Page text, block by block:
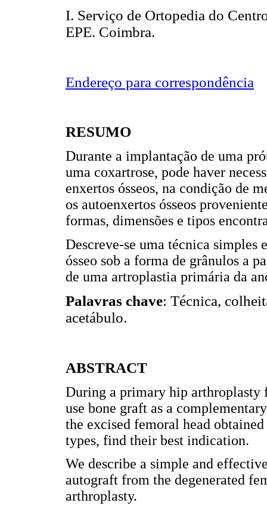
I. Serviço de Ortopedia do
EPE. Coimbra.
Endereço para correspondência
RESUMO
Durante a implantação de uma
uma coxartrose, pode haver
enxertos ósseos, na condição de
os autoenxertos ósseos
formas, dimensões e tipos
Descreve-se uma técnica simples
ósseo sob a forma de grânulos a
de uma artroplastia primária da
Palavras chave: Técnica,
acetábulo.
ABSTRACT
During a primary hip arthroplasty
use bone graft as a
the excised femoral head
types, find their best indication.
We describe a simple and
autograft from the degenerated
arthroplasty.